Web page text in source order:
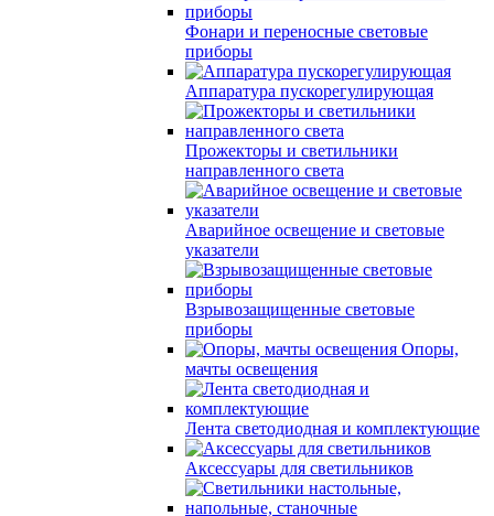
Фонари и переносные световые
приборы
Аппаратура пускорегулирующая
Прожекторы и светильники
направленного света
Аварийное освещение и световые
указатели
Взрывозащищенные световые
приборы
Опоры,
мачты освещения
Лента светодиодная и комплектующие
Аксессуары для светильников